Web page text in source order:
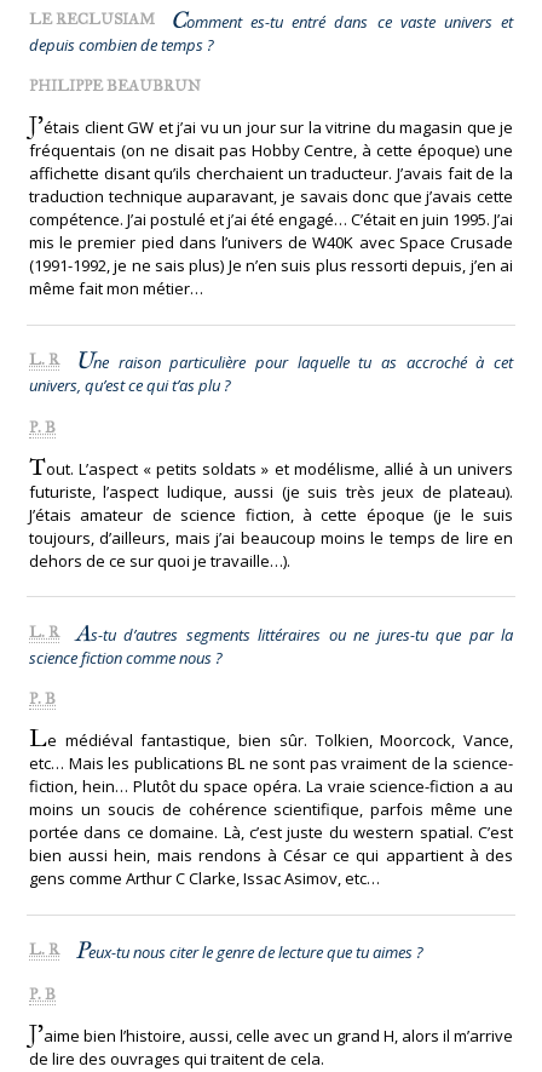
LE RECLUSIAM Comment es-tu entré dans ce vaste univers et
depuis combien de temps ?
PHILIPPE BEAUBRUN
J’étais client GW et j’ai vu un jour sur la vitrine du magasin que je
fréquentais (on ne disait pas Hobby Centre, à cette époque) une
affichette disant qu’ils cherchaient un traducteur. J’avais fait de la
traduction technique auparavant, je savais donc que j’avais cette
compétence. J’ai postulé et j’ai été engagé… C’était en juin 1995. J’ai
mis le premier pied dans l’univers de W40K avec Space Crusade
(1991-1992, je ne sais plus) Je n’en suis plus ressorti depuis, j’en ai
même fait mon métier…
L. R Une raison particulière pour laquelle tu as accroché à cet
univers, qu’est ce qui t’as plu ?
P. B
Tout. L’aspect « petits soldats » et modélisme, allié à un univers
futuriste, l’aspect ludique, aussi (je suis très jeux de plateau).
J’étais amateur de science fiction, à cette époque (je le suis
toujours, d’ailleurs, mais j’ai beaucoup moins le temps de lire en
dehors de ce sur quoi je travaille…).
L. R As-tu d’autres segments littéraires ou ne jures-tu que par la
science fiction comme nous ?
P. B
Le médiéval fantastique, bien sûr. Tolkien, Moorcock, Vance,
etc… Mais les publications BL ne sont pas vraiment de la science-
fiction, hein… Plutôt du space opéra. La vraie science-fiction a au
moins un soucis de cohérence scientifique, parfois même une
portée dans ce domaine. Là, c’est juste du western spatial. C’est
bien aussi hein, mais rendons à César ce qui appartient à des
gens comme Arthur C Clarke, Issac Asimov, etc…
L. R Peux-tu nous citer le genre de lecture que tu aimes ?
P. B
J’aime bien l’histoire, aussi, celle avec un grand H, alors il m’arrive
de lire des ouvrages qui traitent de cela.